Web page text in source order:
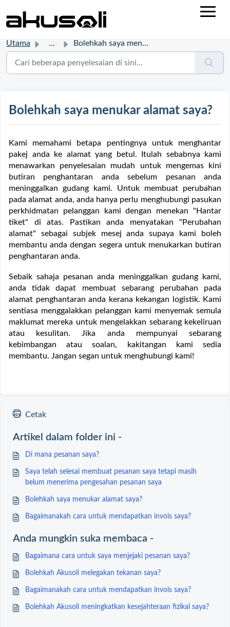
Utama ... Bolehkah saya menukar alamat saya?
Bolehkah saya menukar alamat saya?
Kami memahami betapa pentingnya untuk menghantar
pakej anda ke alamat yang betul. Itulah sebabnya kami
menawarkan penyelesaian mudah untuk mengemas kini
butiran penghantaran anda sebelum pesanan anda
meninggalkan gudang kami. Untuk membuat perubahan
pada alamat anda, anda hanya perlu menghubungi pasukan
perkhidmatan pelanggan kami dengan menekan "Hantar
tiket" di atas. Pastikan anda menyatakan "Perubahan
alamat" sebagai subjek mesej anda supaya kami boleh
membantu anda dengan segera untuk menukarkan butiran
penghantaran anda.
Sebaik sahaja pesanan anda meninggalkan gudang kami,
anda tidak dapat membuat sebarang perubahan pada
alamat penghantaran anda kerana kekangan logistik. Kami
sentiasa menggalakkan pelanggan kami menyemak semula
maklumat mereka untuk mengelakkan sebarang kekeliruan
atau kesulitan. Jika anda mempunyai sebarang
kebimbangan atau soalan, kakitangan kami sedia
membantu. Jangan segan untuk menghubungi kami!
Cetak
Artikel dalam folder ini -
Di mana pesanan saya?
Saya telah selesai membuat pesanan saya tetapi masih
belum menerima pengesahan pesanan saya
Bolehkah saya menukar alamat saya?
Bagaimanakah cara untuk mendapatkan invois saya?
Anda mungkin suka membaca -
Bagaimana cara untuk saya menjejaki pesanan saya?
Bolehkah Akusoli melegakan tekanan saya?
Bagaimanakah cara untuk mendapatkan invois saya?
Bolehkah Akusoli meningkatkan kesejahteraan fizikal saya?